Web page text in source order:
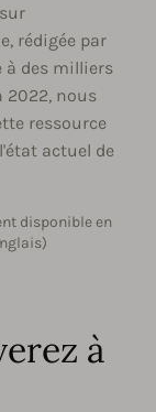
rédigée par
à des milliers
2022, nous
ressource
actuel de
disponible en
à